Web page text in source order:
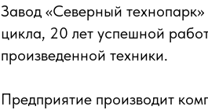
Завод «Северный
цикла, 20 лет успешной
произведенной техники.
Предприятие производит